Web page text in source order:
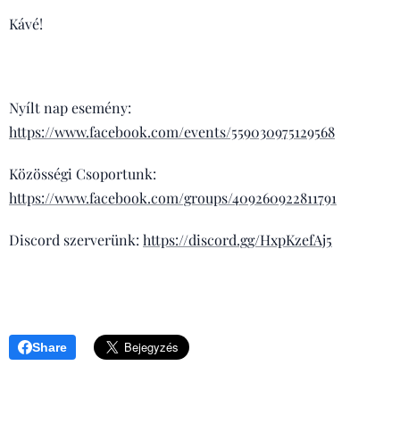
Kávé!
Nyílt nap esemény:
https://www.facebook.com/events/559030975129568
Közösségi Csoportunk:
https://www.facebook.com/groups/409260922811791
Discord szerverünk: https://discord.gg/HxpKzefAj5
Share